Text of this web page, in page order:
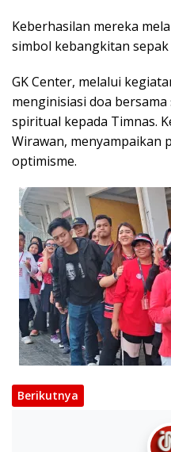
Keberhasilan mereka
simbol kebangkitan
GK Center, melalui
menginisiasi doa
spiritual kepada Timnas.
Wirawan, menyampaikan
optimisme.
Berikutnya